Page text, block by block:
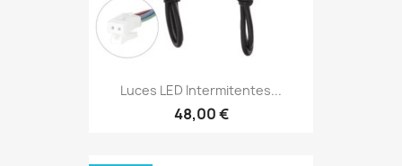
Luces LED Intermitentes...
48,00 €